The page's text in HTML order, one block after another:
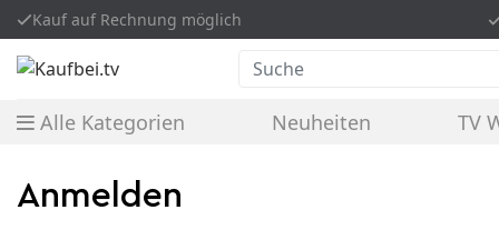
Kauf auf Rechnung möglich
Suche
Alle Kategorien Neuheiten TV
Anmelden